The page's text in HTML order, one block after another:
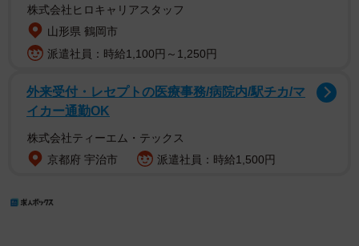
株式会社ヒロキャリアスタッフ
山形県 鶴岡市
派遣社員：時給1,100円～1,250円
外来受付・レセプトの医療事務/病院内/駅チカ/マ
イカー通勤OK
株式会社ティーエム・テックス
京都府 宇治市
派遣社員：時給1,500円